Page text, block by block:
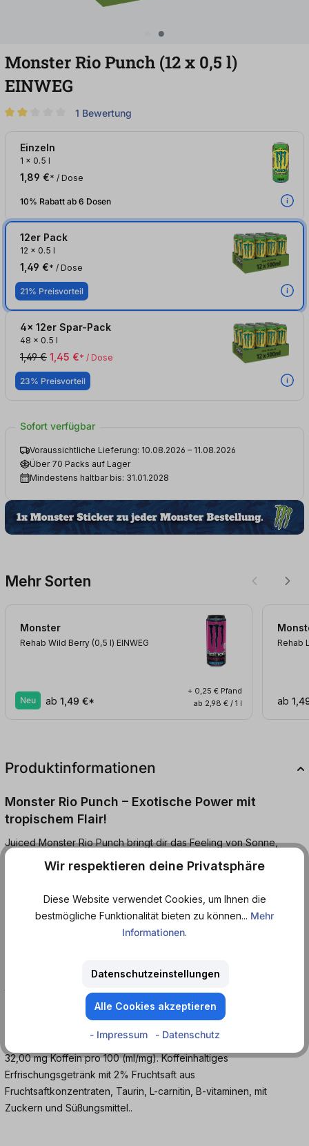
Monster Rio Punch (12x 0,5 l)
EINWEG
Durchschnittliche Bewertung von 2 von 5 Sternen
1 Bewertung
Einzeln
1 x 0.5 l
1,89 €* / Dose
10% Rabatt ab 6 Dosen
12er Pack
12 x 0.5 l
1,49 €* / Dose
21% Preisvorteil
4x 12er Spar-Pack
48 x 0.5 l
1,49 € 1,45 €* / Dose
23% Preisvorteil
Sofort verfügbar
Voraussichtliche Lieferung: 10.08.2026 – 11.08.2026
Über 70 Packs auf Lager
Mindestens haltbar bis: 31.01.2028
Mehr Sorten
Monster
Rehab Wild Berry (0,5 l) EINWEG
Neu ab 1,49 €*
+ 0,25 € Pfand
ab 2,98 € / 1 l
Rehab
ab
Produktinformationen
Monster Rio Punch – Exotische Power mit
tropischem Flair!
Juiced Monster Rio Punch bringt dir das Feeling von Sonne,
Strand und unendlicher Energie direkt in die Dose! Diese
einzigartige Mischung kombiniert exotische Fruchtaromen mit
lange Nächte und unvergessliche Momente. Genieße den
tropischen Geschmack und unleash the beast!
32,00 mg Koffein pro 100 (ml/mg). Koffeinhaltiges
Erfrischungsgetränk mit 2% Fruchtsaft aus
Fruchtsaftkonzentraten, Taurin, L-carnitin, B-vitaminen, mit
Zuckern und Süßungsmittel..
Wir respektieren deine Privatsphäre
Diese Website verwendet Cookies, um Ihnen die
bestmögliche Funktionalität bieten zu können... Mehr
Informationen.
Datenschutzeinstellungen
Alle Cookies akzeptieren
- Impressum - Datenschutz